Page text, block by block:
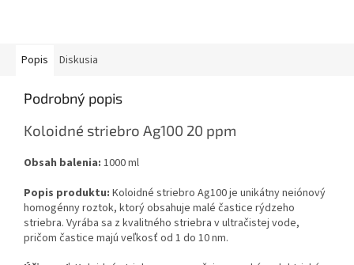
Popis Diskusia
Podrobný popis
Koloidné striebro Ag100 20 ppm
Obsah balenia: 1000 ml
Popis produktu: Koloidné striebro Ag100 je unikátny neiónový
homogénny roztok, ktorý obsahuje malé častice rýdzeho
striebra. Vyrába sa z kvalitného striebra v ultračistej vode,
pričom častice majú veľkosť od 1 do 10 nm.